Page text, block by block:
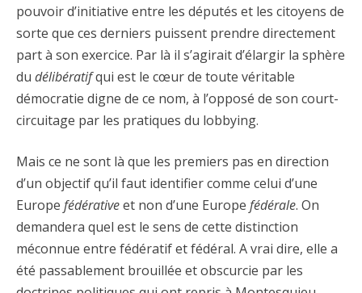
pouvoir d’initiative entre les députés et les citoyens de
sorte que ces derniers puissent prendre directement
part à son exercice. Par là il s’agirait d’élargir la sphère
du délibératifqui est le cœur de toute véritable
démocratie digne de ce nom, à l’opposé de son court-
circuitage par les pratiques du lobbying.
Mais ce ne sont là que les premiers pas en direction
d’un objectif qu’il faut identifier comme celui d’une
Europe fédérativeet non d’une Europe fédérale. On
demandera quel est le sens de cette distinction
méconnue entre fédératif et fédéral. A vrai dire, elle a
été passablement brouillée et obscurcie par les